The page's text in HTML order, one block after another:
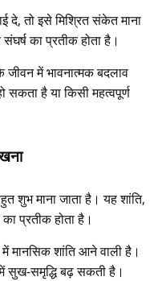
दे, तो इसे मिश्रित संकेत माना
का प्रतीक होता है।
में भावनात्मक बदलाव
है या किसी महत्वपूर्ण
शुभ माना जाता है। यह शांति,
प्रतीक होता है।
शांति आने वाली है।
सुख-समृद्धि बढ़ सकती है।